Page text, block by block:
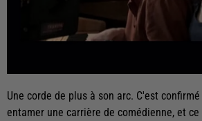
Une corde de plus à son arc. C'est
entamer une carrière de comédienne, et